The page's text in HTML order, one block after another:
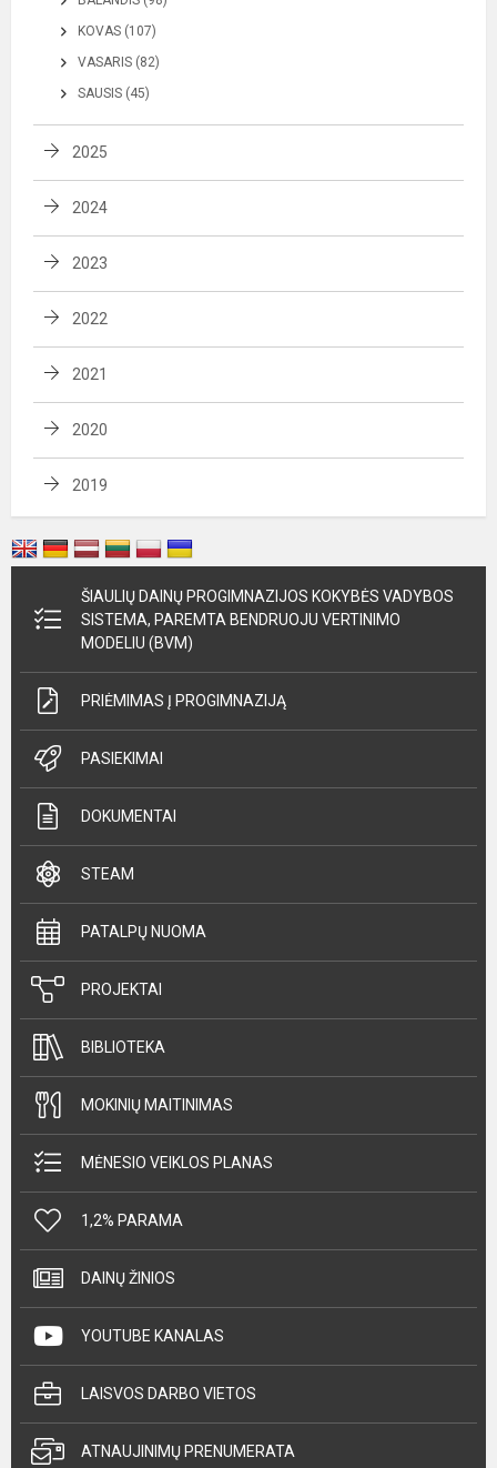
KOVAS (107)
VASARIS (82)
SAUSIS (45)
2025
2024
2023
2022
2021
2020
2019
ŠIAULIŲ DAINŲ PROGIMNAZIJOS KOKYBĖS VADYBOS
SISTEMA, PAREMTA BENDRUOJU VERTINIMO
MODELIU (BVM)
PRIĖMIMAS Į PROGIMNAZIJĄ
PASIEKIMAI
DOKUMENTAI
STEAM
PATALPŲ NUOMA
PROJEKTAI
BIBLIOTEKA
MOKINIŲ MAITINIMAS
MĖNESIO VEIKLOS PLANAS
1,2% PARAMA
DAINŲ ŽINIOS
YOUTUBE KANALAS
LAISVOS DARBO VIETOS
ATNAUJINIMŲ PRENUMERATA